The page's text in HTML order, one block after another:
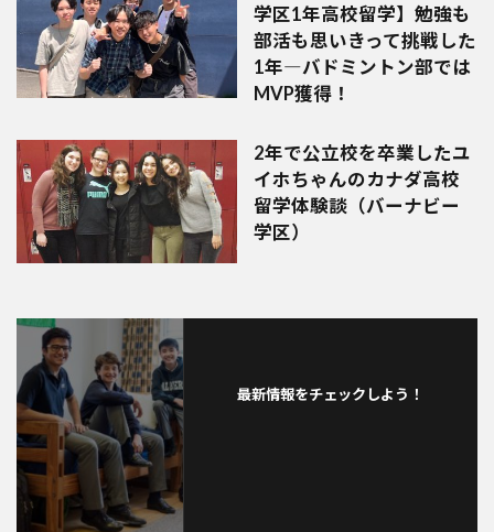
学区1年高校留学】勉強も
部活も思いきって挑戦した
1年―バドミントン部では
MVP獲得！
2年で公立校を卒業したユ
イホちゃんのカナダ高校
留学体験談（バーナビー
学区）
最新情報をチェックしよう！